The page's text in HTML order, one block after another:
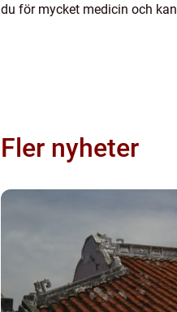
du för mycket medicin och
Fler nyheter